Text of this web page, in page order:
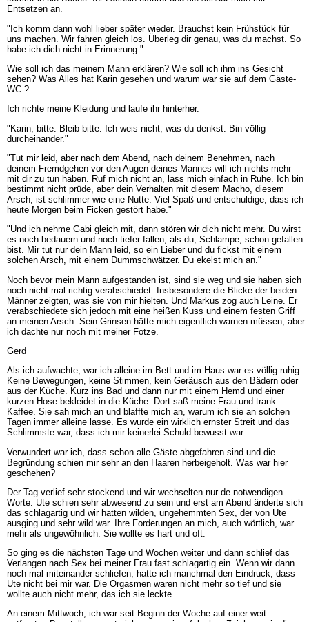
Entsetzen an.
"Ich komm dann wohl lieber später wieder. Brauchst kein Frühstück für
uns machen. Wir fahren gleich los. Überleg dir genau, was du machst. So
habe ich dich nicht in Erinnerung."
Wie soll ich das meinem Mann erklären? Wie soll ich ihm ins Gesicht
sehen? Was Alles hat Karin gesehen und warum war sie auf dem Gäste-
WC.?
Ich richte meine Kleidung und laufe ihr hinterher.
"Karin, bitte. Bleib bitte. Ich weis nicht, was du denkst. Bin völlig
durcheinander."
"Tut mir leid, aber nach dem Abend, nach deinem Benehmen, nach
deinem Fremdgehen vor den Augen deines Mannes will ich nichts mehr
mit dir zu tun haben. Ruf mich nicht an, lass mich einfach in Ruhe. Ich bin
bestimmt nicht prüde, aber dein Verhalten mit diesem Macho, diesem
Arsch, ist schlimmer wie eine Nutte. Viel Spaß und entschuldige, dass ich
heute Morgen beim Ficken gestört habe."
"Und ich nehme Gabi gleich mit, dann stören wir dich nicht mehr. Du wirst
es noch bedauern und noch tiefer fallen, als du, Schlampe, schon gefallen
bist. Mir tut nur dein Mann leid, so ein Lieber und du fickst mit einem
solchen Arsch, mit einem Dummschwätzer. Du ekelst mich an."
Noch bevor mein Mann aufgestanden ist, sind sie weg und sie haben sich
noch nicht mal richtig verabschiedet. Insbesondere die Blicke der beiden
Männer zeigten, was sie von mir hielten. Und Markus zog auch Leine. Er
verabschiedete sich jedoch mit eine heißen Kuss und einem festen Griff
an meinen Arsch. Sein Grinsen hätte mich eigentlich warnen müssen, aber
ich dachte nur noch mit meiner Fotze.
Gerd
Als ich aufwachte, war ich alleine im Bett und im Haus war es völlig ruhig.
Keine Bewegungen, keine Stimmen, kein Geräusch aus den Bädern oder
aus der Küche. Kurz ins Bad und dann nur mit einem Hemd und einer
kurzen Hose bekleidet in die Küche. Dort saß meine Frau und trank
Kaffee. Sie sah mich an und blaffte mich an, warum ich sie an solchen
Tagen immer alleine lasse. Es wurde ein wirklich ernster Streit und das
Schlimmste war, dass ich mir keinerlei Schuld bewusst war.
Verwundert war ich, dass schon alle Gäste abgefahren sind und die
Begründung schien mir sehr an den Haaren herbeigeholt. Was war hier
geschehen?
Der Tag verlief sehr stockend und wir wechselten nur de notwendigen
Worte. Ute schien sehr abwesend zu sein und erst am Abend änderte sich
das schlagartig und wir hatten wilden, ungehemmten Sex, der von Ute
ausging und sehr wild war. Ihre Forderungen an mich, auch wörtlich, war
mehr als ungewöhnlich. Sie wollte es hart und oft.
So ging es die nächsten Tage und Wochen weiter und dann schlief das
Verlangen nach Sex bei meiner Frau fast schlagartig ein. Wenn wir dann
noch mal miteinander schliefen, hatte ich manchmal den Eindruck, dass
Ute nicht bei mir war. Die Orgasmen waren nicht mehr so tief und sie
wollte auch nicht mehr, das ich sie leckte.
An einem Mittwoch, ich war seit Beginn der Woche auf einer weit